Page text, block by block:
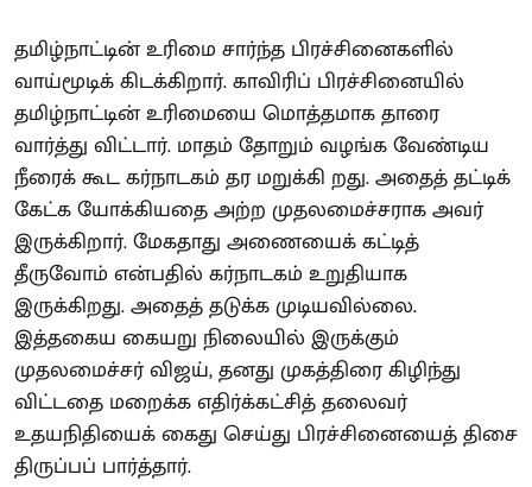
தமிழ்நாட்டின் உரிமை சார்ந்த பிரச்சினைகளில்
வாய்மூடிக் கிடக்கிறார். காவிரிப் பிரச்சினையில்
தமிழ்நாட்டின் உரிமையை மொத்தமாக தாரை
வார்த்து விட்டார். மாதம் தோறும் வழங்க வேண்டிய
நீரைக் கூட கர்நாடகம் தர மறுக்கி றது. அதைத் தட்டிக்
கேட்க யோக்கியதை அற்ற முதலமைச்சராக அவர்
இருக்கிறார். மேகதாது அணையைக் கட்டித்
தீருவோம் என்பதில் கர்நாடகம் உறுதியாக
இருக்கிறது. அதைத் தடுக்க முடியவில்லை.
இத்தகைய கையறு நிலையில் இருக்கும்
முதலமைச்சர் விஜய், தனது முகத்திரை கிழிந்து
விட்டதை மறைக்க எதிர்க்கட்சித் தலைவர்
உதயநிதியைக் கைது செய்து பிரச்சினையைத் திசை
திருப்பப் பார்த்தார்.